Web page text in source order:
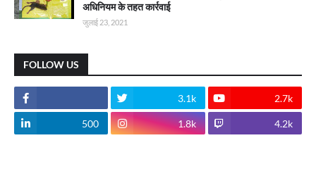
अधिनियम के तहत कार्रवाई
जुलाई 23, 2021
FOLLOW US
3.1k 2.7k
500 1.8k 4.2k